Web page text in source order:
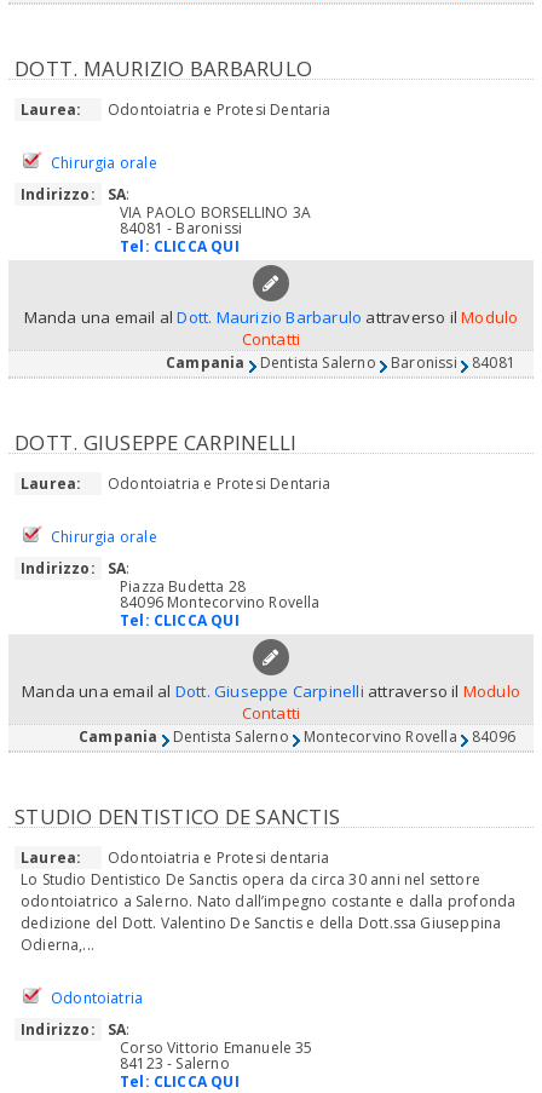
DOTT. MAURIZIO BARBARULO
Laurea: Odontoiatria e Protesi Dentaria
Chirurgia orale
Indirizzo:
SA:
VIA PAOLO BORSELLINO 3A
84081 - Baronissi
Tel: CLICCA QUI
Manda una email alDott. Maurizio Barbarulo attraverso ilModulo
Contatti
Campania Dentista Salerno Baronissi 84081
DOTT. GIUSEPPE CARPINELLI
Laurea: Odontoiatria e Protesi Dentaria
Chirurgia orale
Indirizzo:
SA:
Piazza Budetta 28
84096 Montecorvino Rovella
Tel: CLICCA QUI
Manda una email al Dott. Giuseppe Carpinelli attraverso il Modulo
Contatti
Campania Dentista Salerno Montecorvino Rovella 84096
STUDIO DENTISTICO DE SANCTIS
Laurea:
Odontoiatria e Protesi dentaria
Lo Studio Dentistico De Sanctis opera da circa 30 anni nel settore
odontoiatrico a Salerno. Nato dall’impegno costante e dalla profonda
dedizione del Dott. Valentino De Sanctis e della Dott.ssa Giuseppina
Odierna,...
Odontoiatria
Indirizzo:
SA:
Corso Vittorio Emanuele 35
84123 - Salerno
Tel: CLICCA QUI